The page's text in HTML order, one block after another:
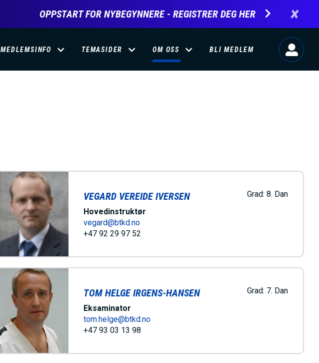
OPPSTART FOR NYBEGYNNERE - REGISTRER DEG HER ×
MEDLEMSINFO TEMASIDER OM OSS BLI MEDLEM
Grad: 8. Dan
VEGARD VEREIDE IVERSEN
Hovedinstruktør
vegard@btkd.no
+47 92 29 97 52
Grad: 7. Dan
TOM HELGE IRGENS-HANSEN
Eksaminator
tom.helge@btkd.no
+47 93 03 13 98